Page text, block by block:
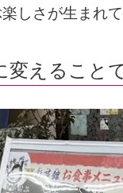
しさが生まれて
えること